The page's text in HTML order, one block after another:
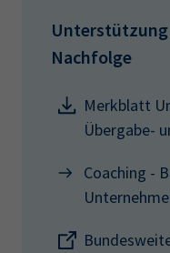
Nachfolge
Merkblatt
Übergabe-
Coaching -